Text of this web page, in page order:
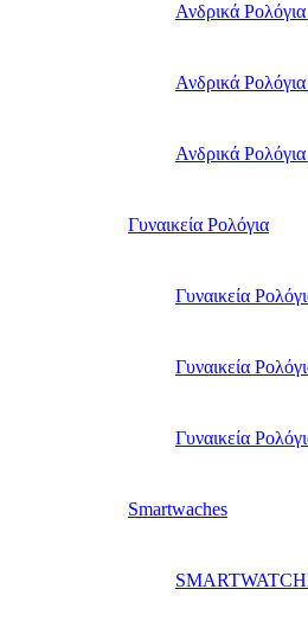
Ανδρικά
Ανδρικά
Ανδρικά
Γυναικεία Ρολόγια
Γυναικεία
Γυναικεία
Γυναικεία
Smartwaches